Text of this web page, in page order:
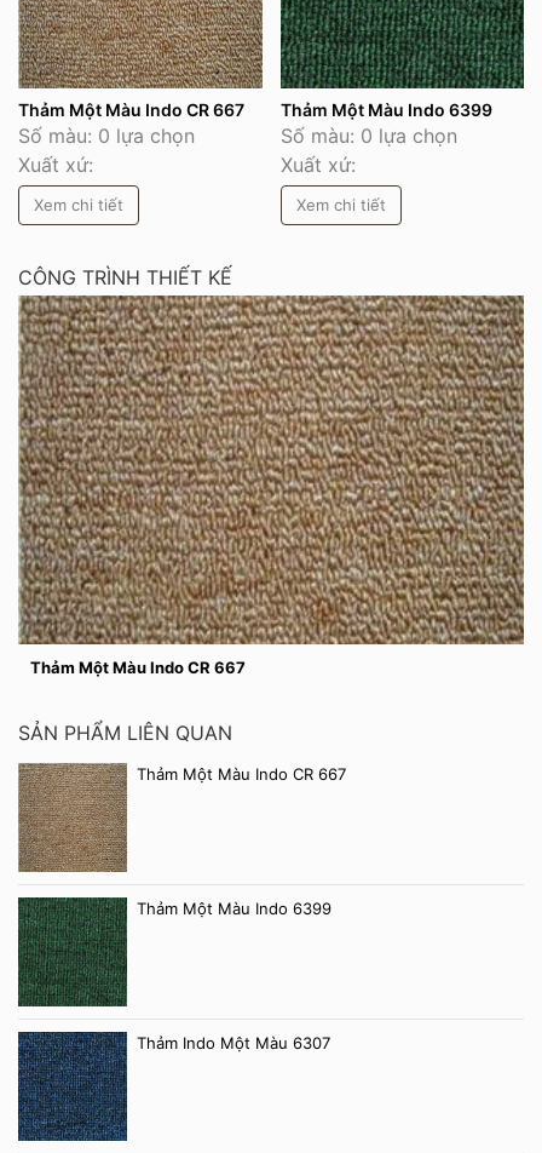
Thảm Một Màu Indo CR 667
Số màu: 0 lựa chọn
Xuất xứ:
Xem chi tiết
Thảm Một Màu Indo 6399
Số màu: 0 lựa chọn
Xuất xứ:
Xem chi tiết
CÔNG TRÌNH THIẾT KẾ
Thảm Một Màu Indo CR 667
SẢN PHẨM LIÊN QUAN
Thảm Một Màu Indo CR 667
Thảm Một Màu Indo 6399
Thảm Indo Một Màu 6307